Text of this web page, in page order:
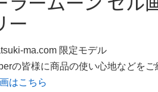
ー
ma.com 限定モデル
の皆様に商品の使い心地などをご
はこちら